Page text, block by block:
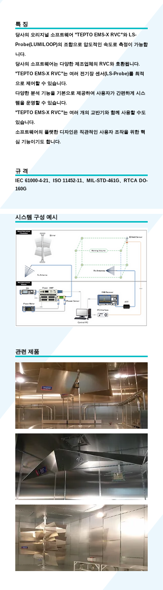
특 징
당사의 오리지널 소프트웨어 "TEPTO EMS-X RVC"와 LS-
Probe(LUMILOOP)의 조합으로 압도적인 속도로 측정이 가능합
니다.
당사의 소프트웨어는 다양한 제조업체의 RVC와 호환됩니다.
"TEPTO EMS-X RVC"는 여러 전기장 센서(LS-Probe)를 최적
으로 제어할 수 있습니다.
다양한 분석 기능을 기본으로 제공하여 사용자가 간편하게 시스
템을 운영할 수 있습니다.
"TEPTO EMS-X RVC"는 여러 개의 교반기와 함께 사용할 수도
있습니다.
소프트웨어의 플랫한 디자인은 직관적인 사용자 조작을 위한 핵
심 기능이기도 합니다.
규 격
IEC 61000-4-21、ISO 11452-11、MIL-STD-461G、RTCA DO-
160G
시스템 구성 예시
​관련 제품